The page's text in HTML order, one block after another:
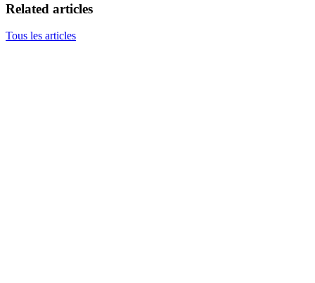
Related articles
Tous les articles